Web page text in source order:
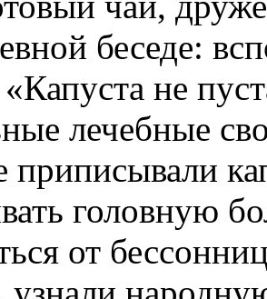
беседе:
не
лечебные
приписывали
головную
от